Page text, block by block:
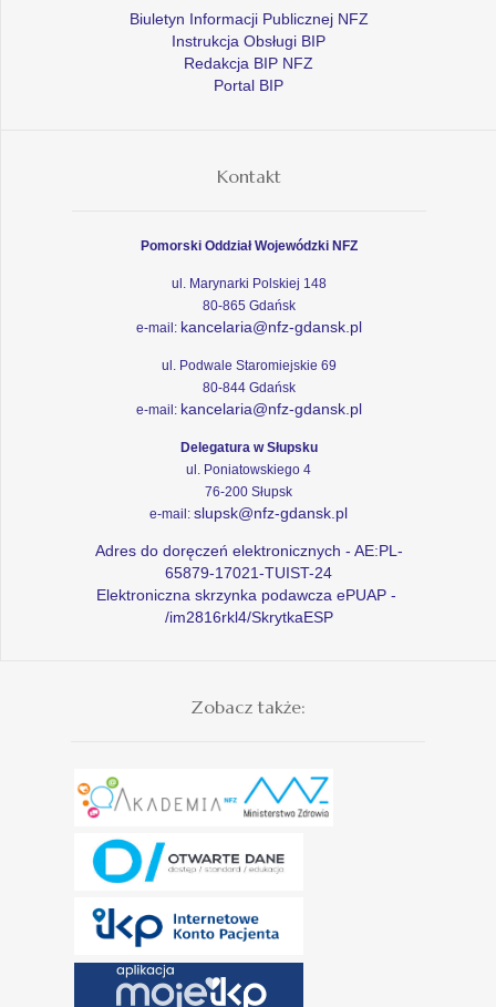
Biuletyn Informacji Publicznej NFZ
Instrukcja Obsługi BIP
Redakcja BIP NFZ
Portal BIP
Kontakt
Pomorski Oddział Wojewódzki NFZ
ul. Marynarki Polskiej 148
80-865 Gdańsk
e-mail: kancelaria@nfz-gdansk.pl
ul. Podwale Staromiejskie 69
80-844 Gdańsk
e-mail: kancelaria@nfz-gdansk.pl
Delegatura w Słupsku
ul. Poniatowskiego 4
76-200 Słupsk
e-mail: slupsk@nfz-gdansk.pl
Adres do doręczeń elektronicznych - AE:PL-
65879-17021-TUIST-24
Elektroniczna skrzynka podawcza ePUAP -
/im2816rkl4/SkrytkaESP
Zobacz także: